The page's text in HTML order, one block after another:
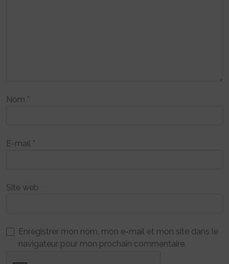
Nom *
E-mail *
Site web
Enregistrer mon nom, mon e-mail et mon site dans le
navigateur pour mon prochain commentaire.